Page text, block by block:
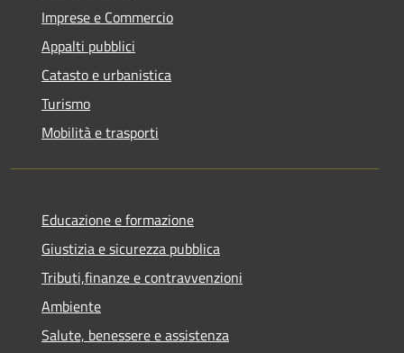
Imprese e Commercio
Appalti pubblici
Catasto e urbanistica
Turismo
Mobilità e trasporti
Educazione e formazione
Giustizia e sicurezza pubblica
Tributi,finanze e contravvenzioni
Ambiente
Salute, benessere e assistenza